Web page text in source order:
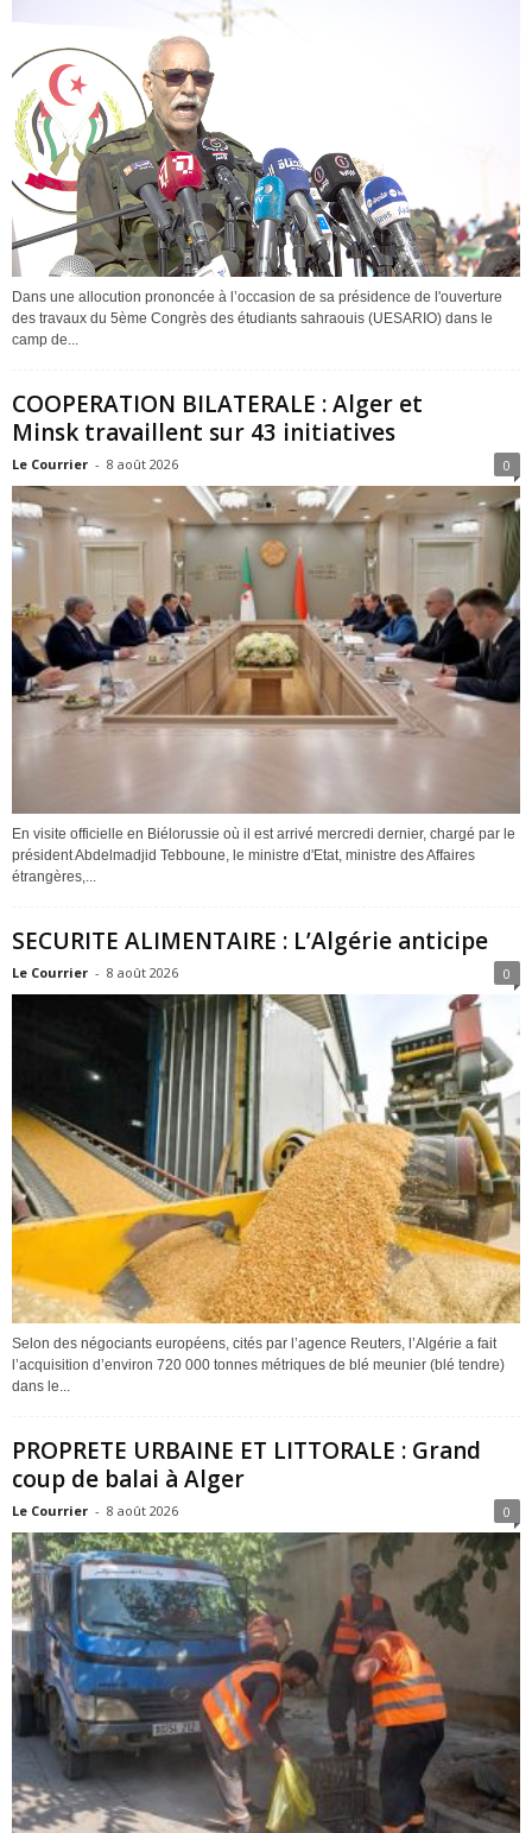
Dans une allocution prononcée à l’occasion de sa présidence de l'ouverture
des travaux du 5ème Congrès des étudiants sahraouis (UESARIO) dans le
camp de...
COOPERATION BILATERALE : Alger et
Minsk travaillent sur 43 initiatives
Le Courrier - 8 août 2026 0
En visite officielle en Biélorussie où il est arrivé mercredi dernier, chargé par le
président Abdelmadjid Tebboune, le ministre d'Etat, ministre des Affaires
étrangères,...
SECURITE ALIMENTAIRE : L’Algérie anticipe
Le Courrier - 8 août 2026 0
Selon des négociants européens, cités par l’agence Reuters, l’Algérie a fait
l’acquisition d’environ 720 000 tonnes métriques de blé meunier (blé tendre)
dans le...
PROPRETE URBAINE ET LITTORALE : Grand
coup de balai à Alger
Le Courrier - 8 août 2026 0